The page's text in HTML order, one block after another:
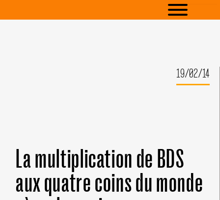
19/02/14
La multiplication de BDS
aux quatre coins du monde